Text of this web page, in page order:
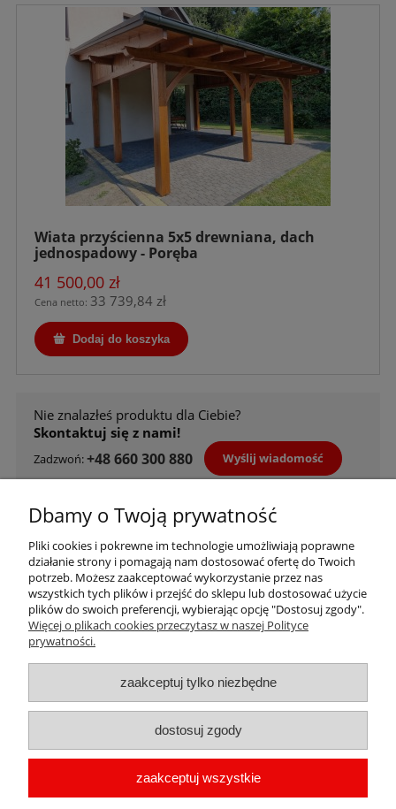
Wiata przyścienna 5x5 drewniana, dach
jednospadowy - Poręba
41 500,00 zł
Cena netto: 33 739,84 zł
Dodaj do koszyka
Nie znalazłeś produktu dla Ciebie?
Skontaktuj się z nami!
Zadzwoń:+48 660 300 880 Wyślij wiadomość
Skorzystaj z wygodnych metod płatności
Informacje
Sklep
Kontakt
Dbamy o Twoją prywatność
Pliki cookies i pokrewne im technologie umożliwiają poprawne
działanie strony i pomagają nam dostosować ofertę do Twoich
potrzeb. Możesz zaakceptować wykorzystanie przez nas
wszystkich tych plików i przejść do sklepu lub dostosować użycie
plików do swoich preferencji, wybierając opcję "Dostosuj zgody".
Więcej o plikach cookies przeczytasz w naszej Polityce
prywatności.
zaakceptuj tylko niezbędne
dostosuj zgody
zaakceptuj wszystkie